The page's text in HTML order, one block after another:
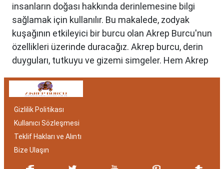
insanların doğası hakkında derinlemesine bilgi
sağlamak için kullanılır. Bu makalede, zodyak
kuşağının etkileyici bir burcu olan Akrep Burcu'nun
özellikleri üzerinde duracağız. Akrep burcu, derin
duyguları, tutkuyu ve gizemi simgeler. Hem Akrep
bakımından benzersizdir. Ayrıca, hangi aylar
belirlemede etkilidir.
Akrep Burcu Özellikleri:
Gizemli ve Kararlı
Gizlilik Politikası
Kullanıcı Sözleşmesi
Teklif Hakları ve Alıntı
Bize Ulaşın